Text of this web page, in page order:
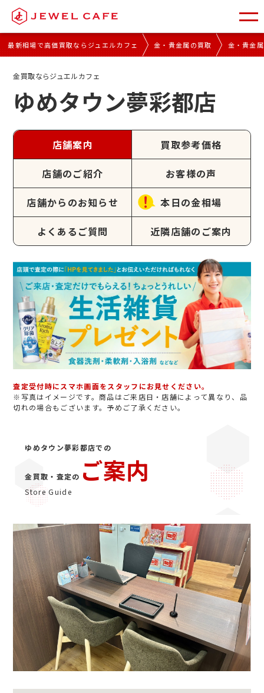
最新相場で高価買取ならジュエルカフェ 金・貴金属の買取 金・貴金
金買取ならジュエルカフェ
ゆめタウン夢彩都店
店舗案内 買取参考価格
店舗のご紹介 お客様の声
店舗からのお知らせ 本日の金相場
よくあるご質問 近隣店舗のご案内
査定受付時にスマホ画面をスタッフにお見せください。
※写真はイメージです。商品はご来店日・店舗によって異なり、品
切れの場合もございます。予めご了承ください。
ゆめタウン夢彩都店での
金買取・査定の ご案内
Store Guide